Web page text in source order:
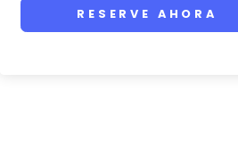
RESERVE AHORA